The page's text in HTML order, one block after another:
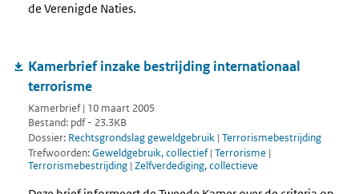
de Verenigde Naties.
Kamerbrief inzake bestrijding internationaal
terrorisme
Kamerbrief | 10 maart 2005
Bestand: pdf - 23.3KB
Dossier: Rechtsgrondslag geweldgebruik | Terrorismebestrijding
Trefwoorden:Geweldgebruik, collectief| Terrorisme |
Terrorismebestrijding | Zelfverdediging, collectieve